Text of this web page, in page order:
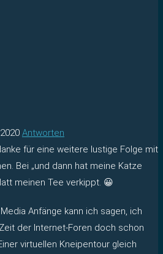
Antworten
für eine weitere lustige Folge mit
Bei „und dann hat meine Katze
meinen Tee verkippt. 😀
Anfänge kann ich sagen, ich
der Internet-Foren doch schon
virtuellen Kneipentour gleich